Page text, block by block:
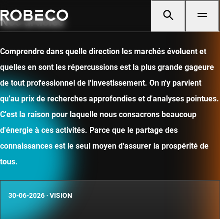
Nos articles
Comprendre dans quelle direction les marchés évoluent et
quelles en sont les répercussions est la plus grande gageure
de tout professionnel de l'investissement. On n'y parvient
qu'au prix de recherches approfondies et d'analyses pointues.
C'est la raison pour laquelle nous consacrons beaucoup
d'énergie à ces activités. Parce que le partage des
connaissances est le seul moyen d'assurer la prospérité de
tous.
30-06-2026 · VISION